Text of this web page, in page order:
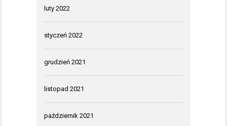
luty 2022
styczeń 2022
grudzień 2021
listopad 2021
październik 2021